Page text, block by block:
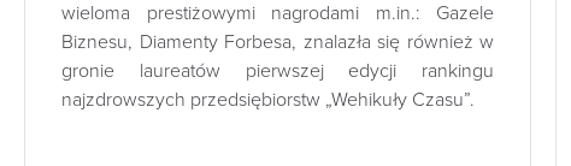
wieloma prestiżowymi nagrodami m.in.: Gazele
Biznesu, Diamenty Forbesa, znalazła się również w
gronie laureatów pierwszej edycji rankingu
najzdrowszych przedsiębiorstw „Wehikuły Czasu”.